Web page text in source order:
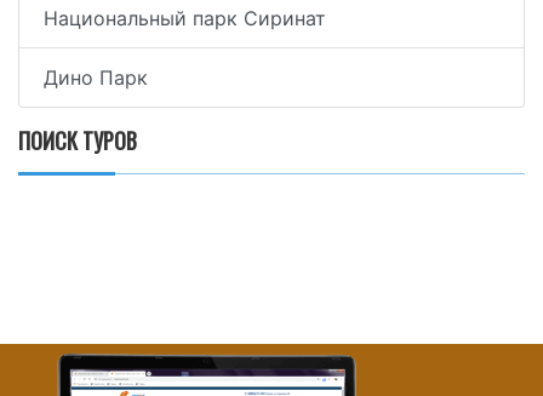
Национальный парк Сиринат
Дино Парк
ПОИСК ТУРОВ